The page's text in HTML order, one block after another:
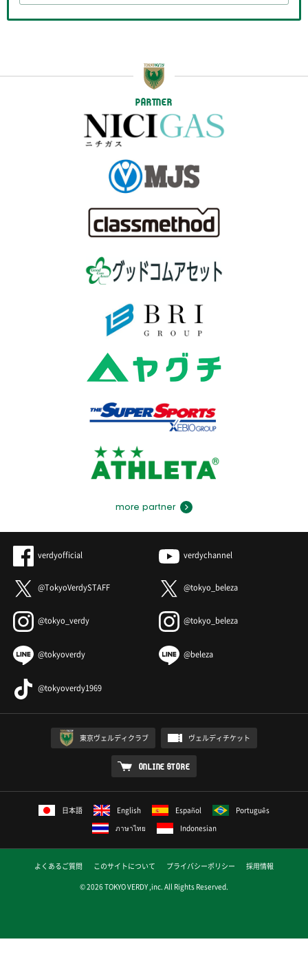
PARTNER
more partner
verdyofficial verdychannel
@TokyoVerdySTAFF @tokyo_beleza
@tokyo_verdy @tokyo_beleza
@tokyoverdy @beleza
@tokyoverdy1969
東京ヴェルディクラブ ヴェルディチケット
ONLINE STORE
日本語 English Español
Português
ภาษาไทย
Indonesian
よくあるご質問 このサイトについて プライバシーポリシー
採用情報
© 2026 TOKYO VERDY ,inc. All Rights Reserved.